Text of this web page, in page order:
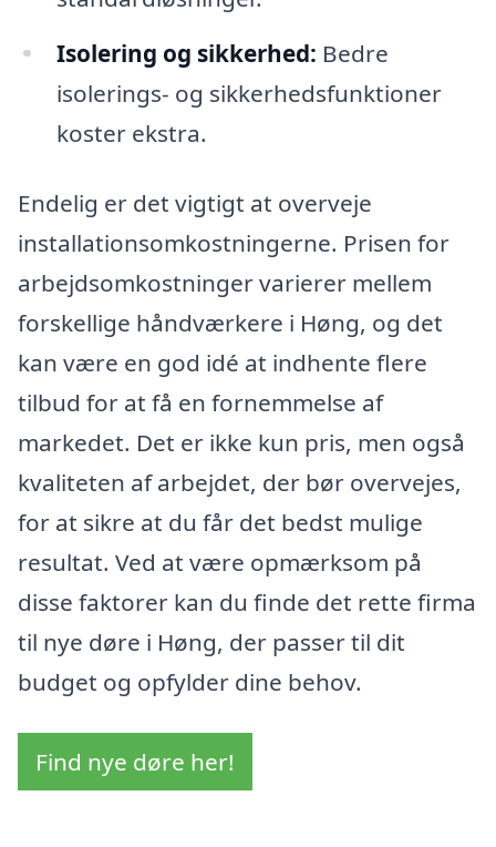
Isolering og sikkerhed: Bedre
isolerings- og sikkerhedsfunktioner
koster ekstra.
Endelig er det vigtigt at overveje
installationsomkostningerne. Prisen for
arbejdsomkostninger varierer mellem
forskellige håndværkere i Høng, og det
kan være en god idé at indhente flere
tilbud for at få en fornemmelse af
markedet. Det er ikke kun pris, men også
kvaliteten af arbejdet, der bør overvejes,
for at sikre at du får det bedst mulige
resultat. Ved at være opmærksom på
disse faktorer kan du finde det rette firma
til nye døre i Høng, der passer til dit
budget og opfylder dine behov.
Find nye døre her!